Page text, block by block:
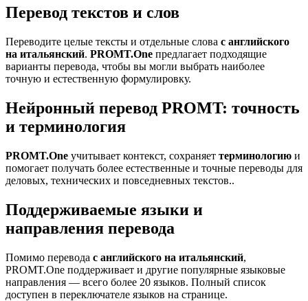
Перевод текстов и слов
Переводите целые тексты и отдельные слова с английского
на итальянский. PROMT.One предлагает подходящие
варианты перевода, чтобы вы могли выбрать наиболее
точную и естественную формулировку.
Нейронный перевод PROMT: точность
и терминология
PROMT.One учитывает контекст, сохраняет терминологию и
помогает получать более естественные и точные переводы для
деловых, технических и повседневных текстов..
Поддерживаемые языки и
направления перевода
Помимо перевода с английского на итальянский,
PROMT.One поддерживает и другие популярные языковые
направления — всего более 20 языков. Полный список
доступен в переключателе языков на странице.